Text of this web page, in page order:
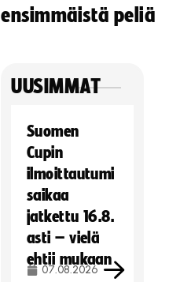
ensimmäistä peliä
UUSIMMAT
Suomen
Cupin
ilmoittautumi
saikaa
jatkettu 16.8.
asti – vielä
ehtii mukaan
07.08.2026